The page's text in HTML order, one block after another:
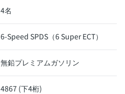
4名
6-Speed SPDS（6 Super ECT）
無鉛プレミアムガソリン
4867 (下4桁)